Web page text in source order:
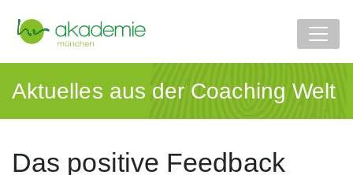
Aktuelles aus der Coaching Welt
Das positive Feedback